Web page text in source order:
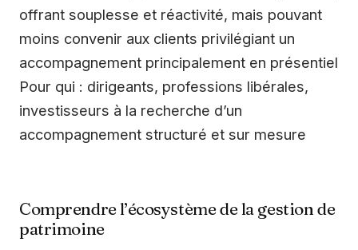
offrant souplesse et réactivité, mais pouvant
moins convenir aux clients privilégiant un
accompagnement principalement en présentiel
Pour qui : dirigeants, professions libérales,
investisseurs à la recherche d’un
accompagnement structuré et sur mesure
Comprendre l’écosystème de la gestion de
patrimoine